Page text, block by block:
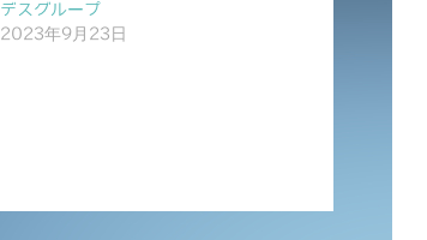
デスグループ
2023年9月23日